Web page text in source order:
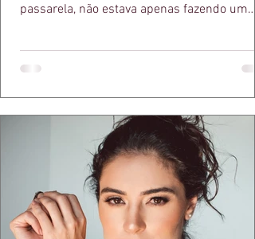
passarela, não estava apenas fazendo um
a apresentadora e influenciadora Juliana
defende há tempos, o de que moda
estruturas geométricas, volumes
aquele concreto aparente típico da
arquitetura paulistana em peças de vestir,